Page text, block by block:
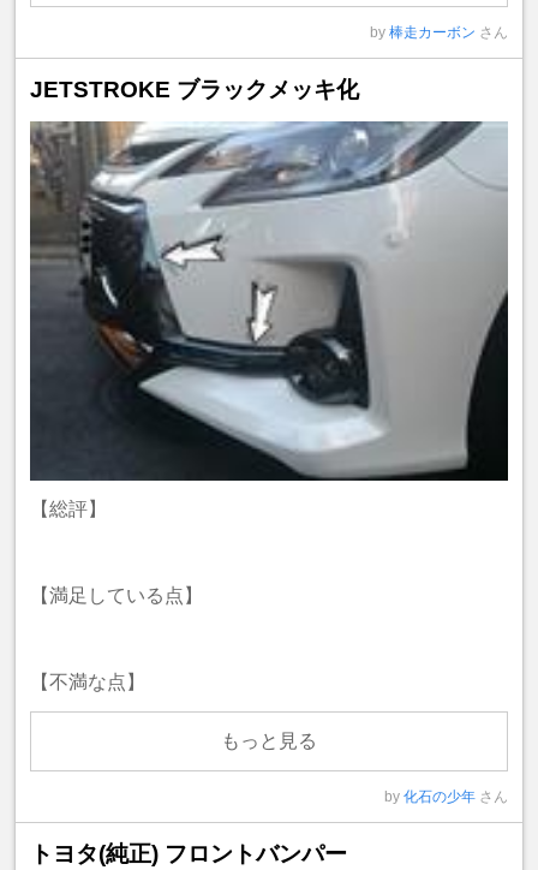
by 棒走カーボン さん
JETSTROKE ブラックメッキ化
【総評】
【満足している点】
【不満な点】
もっと見る
by 化石の少年 さん
トヨタ(純正) フロントバンパー